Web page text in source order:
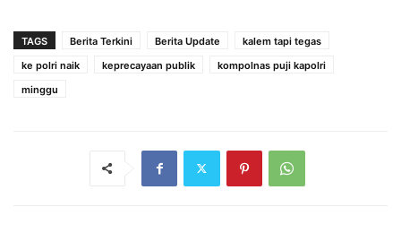
TAGS Berita Terkini Berita Update
kalem tapi tegas
ke polri naik
keprecayaan publik
kompolnas puji kapolri
minggu